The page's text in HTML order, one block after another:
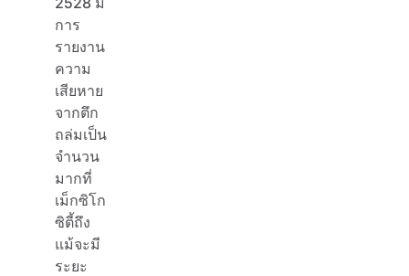
การ
รายงาน
ความ
เสียหาย
จากตึก
ถล่มเป็น
จำนวน
มากที่
เม็กซิโก
ซิตี้ถึง
แม้จะมี
ระยะ